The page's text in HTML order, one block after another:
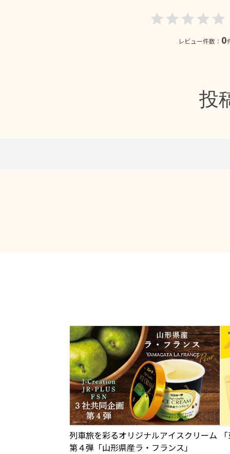
レビュー件数： 0
投
列車旅を彩るオリジナルアイスクリーム
第４弾「山形県産ラ・フランス」